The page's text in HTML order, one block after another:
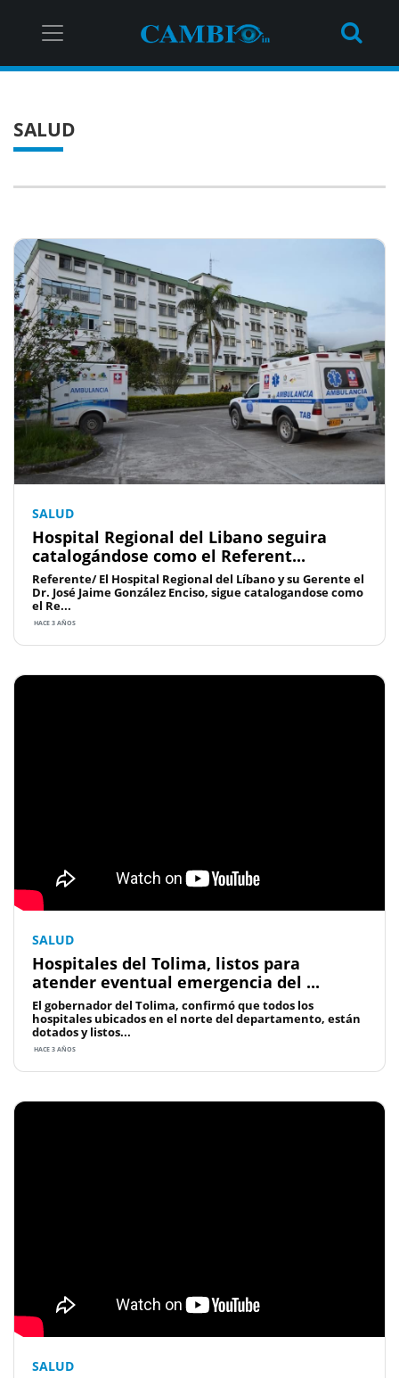
SALUD
SALUD
Hospital Regional del Libano seguira
catalogándose como el Referent...
Referente/ El Hospital Regional del Líbano y su Gerente el
Dr. José Jaime González Enciso, sigue catalogandose como
el Re...
HACE 3 AÑOS
SALUD
Hospitales del Tolima, listos para
atender eventual emergencia del ...
El gobernador del Tolima, confirmó que todos los
hospitales ubicados en el norte del departamento, están
dotados y listos...
HACE 3 AÑOS
SALUD